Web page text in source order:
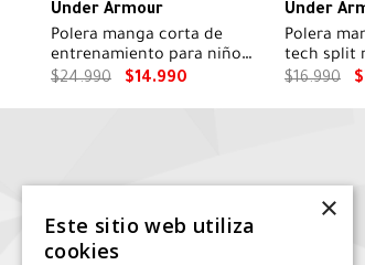
Under Armour
Polera manga corta de
entrenamiento para niño
Tech Big Logo Printed
$24.990 $14.990
Under
Polera
tech split
$16.990 $
×
Este sitio web utiliza
cookies